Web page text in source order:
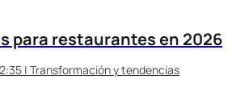
para restaurantes en 2026
| Transformación y tendencias